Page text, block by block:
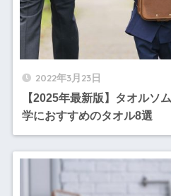
2022年3月23日
【2025年最新版】タオルソ
学におすすめのタオル8選